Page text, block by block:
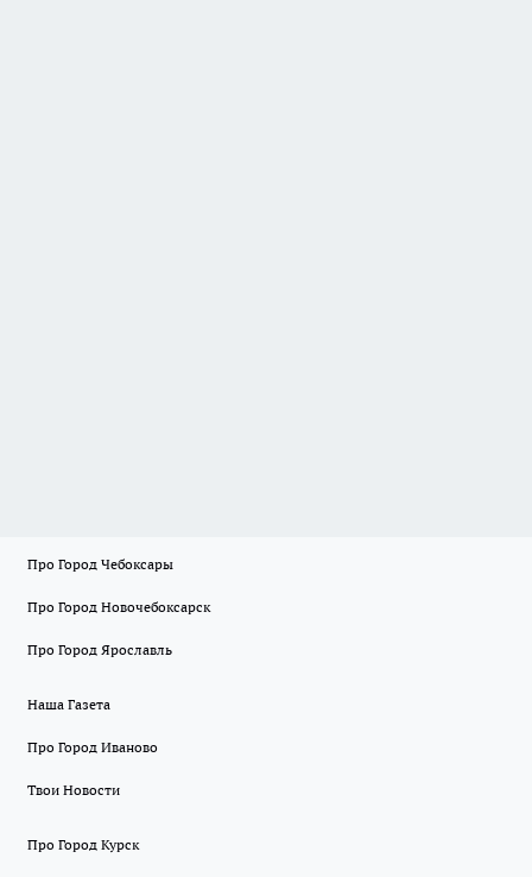
Про Город Чебоксары
Про Город Новочебоксарск
Про Город Ярославль
Наша Газета
Про Город Иваново
Твои Новости
Про Город Курск